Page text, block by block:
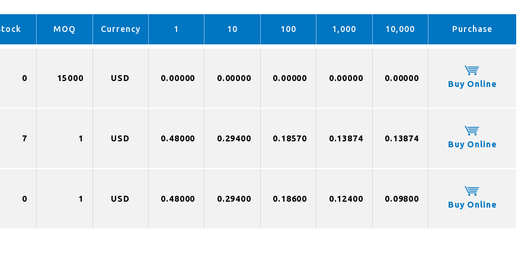
MOQ Currency 1 10 100 1,000 10,000 Purchase
0 15000 USD 0.00000 0.00000 0.00000 0.00000 0.00000
Buy Online
7 1 USD 0.48000 0.29400 0.18570 0.13874 0.13874
Buy Online
0 1 USD 0.48000 0.29400 0.18600 0.12400 0.09800
Buy Online